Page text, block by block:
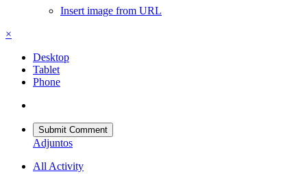
Insert image from URL
×
Desktop
Tablet
Phone
Submit Comment
Adjuntos
All Activity